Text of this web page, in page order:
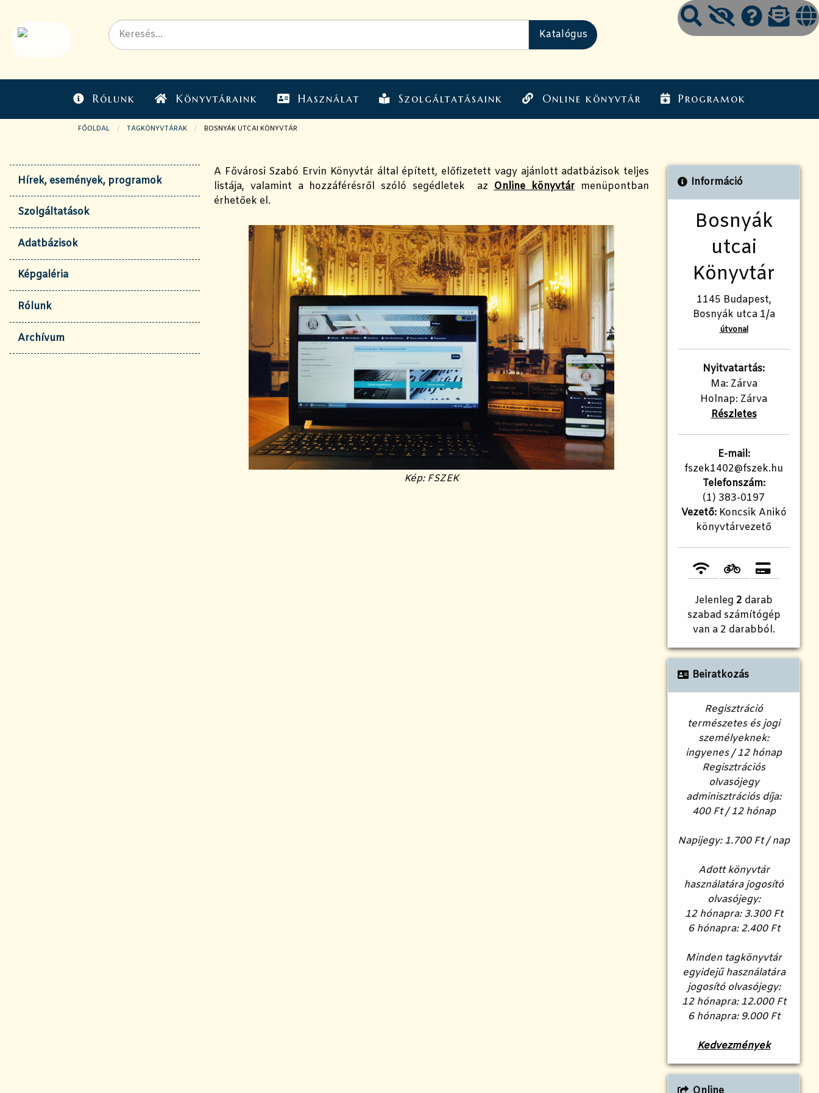
Rólunk Könyvtáraink Használat Szolgáltatásaink Online könyvtár Programok
FŐOLDAL TAGKÖNYVTÁRAK JELENLEGI OLDAL:
BOSNYÁK UTCAI KÖNYVTÁR
Hírek, események, programok
Szolgáltatások
Adatbázisok
Képgaléria
Rólunk
Archívum
A Fővárosi Szabó Ervin Könyvtár által épített, előfizetett vagy ajánlott adatbázisok teljes
listája, valamint a hozzáférésről szóló segédletek az Online könyvtár menüpontban
érhetőek el.
Kép: FSZEK
Információ
Bosnyák
utcai
Könyvtár
1145 Budapest,
Bosnyák utca 1/a
útvonal
Nyitvatartás:
Ma: Zárva
Holnap: Zárva
Részletes
E-mail:
fszek1402@fszek.hu
Telefonszám:
(1) 383-0197
Vezető:Koncsik Anikó
könyvtárvezető
Jelenleg 2 darab
szabad számítógép
van a 2 darabból.
Beiratkozás
Regisztráció
természetes és jogi
személyeknek:
ingyenes / 12 hónap
Regisztrációs
olvasójegy
adminisztrációs díja:
400 Ft / 12 hónap
Napijegy: 1.700 Ft / nap
Adott könyvtár
használatára jogosító
olvasójegy:
12 hónapra: 3.300 Ft
6 hónapra: 2.400 Ft
Minden tagkönyvtár
egyidejű használatára
jogosító olvasójegy:
12 hónapra: 12.000 Ft
6 hónapra: 9.000 Ft
Kedvezmények